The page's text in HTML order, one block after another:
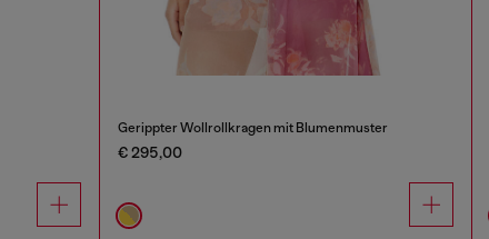
Gerippter Wollrollkragen mit Blumenmuster
€ 295,00